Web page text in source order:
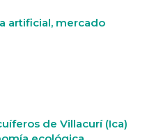
artificial, mercado
de Villacurí (Ica)